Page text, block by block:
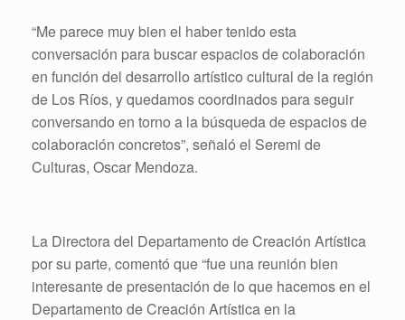
“Me parece muy bien el haber tenido esta
conversación para buscar espacios de colaboración
en función del desarrollo artístico cultural de la región
de Los Ríos, y quedamos coordinados para seguir
conversando en torno a la búsqueda de espacios de
colaboración concretos”, señaló el Seremi de
Culturas, Oscar Mendoza.
La Directora del Departamento de Creación Artística
por su parte, comentó que “fue una reunión bien
interesante de presentación de lo que hacemos en el
Departamento de Creación Artística en la